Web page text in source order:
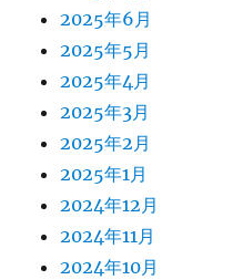
2025年6月
2025年5月
2025年4月
2025年3月
2025年2月
2025年1月
2024年12月
2024年11月
2024年10月